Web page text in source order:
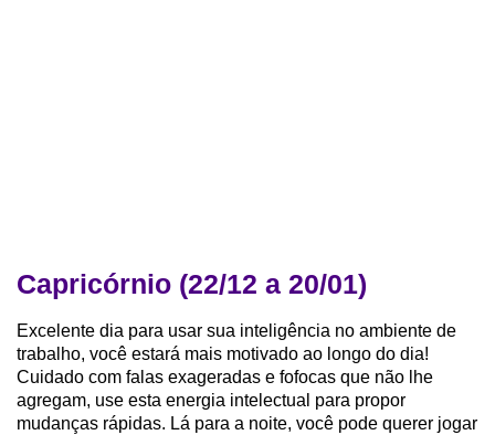
Capricórnio (22/12 a 20/01)
Excelente dia para usar sua inteligência no ambiente de
trabalho, você estará mais motivado ao longo do dia!
Cuidado com falas exageradas e fofocas que não lhe
agregam, use esta energia intelectual para propor
mudanças rápidas. Lá para a noite, você pode querer jogar